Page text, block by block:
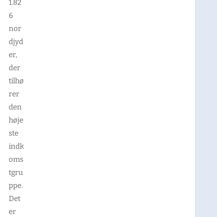
1.82
6
nor
djyd
er,
der
tilhø
rer
den
høje
ste
indk
oms
tgru
ppe.
Det
er